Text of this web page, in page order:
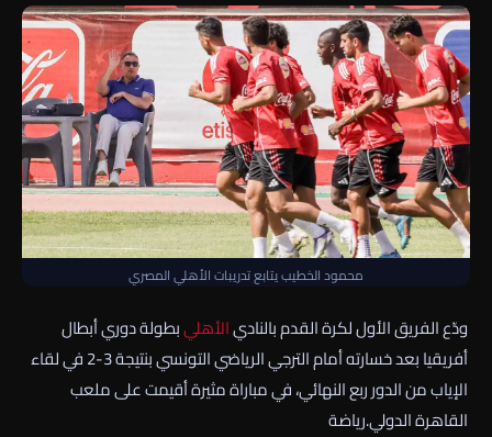
محمود الخطيب يتابع تدريبات الأهلي المصري
ودّع الفريق الأول لكرة القدم بالناديالأهليبطولة دوري أبطال
أفريقيا بعد خسارته أمام الترجي الرياضي التونسي بنتيجة 3-2 في لقاء
الإياب من الدور ربع النهائي، في مباراة مثيرة أقيمت على ملعب
القاهرة الدولي.رياضة